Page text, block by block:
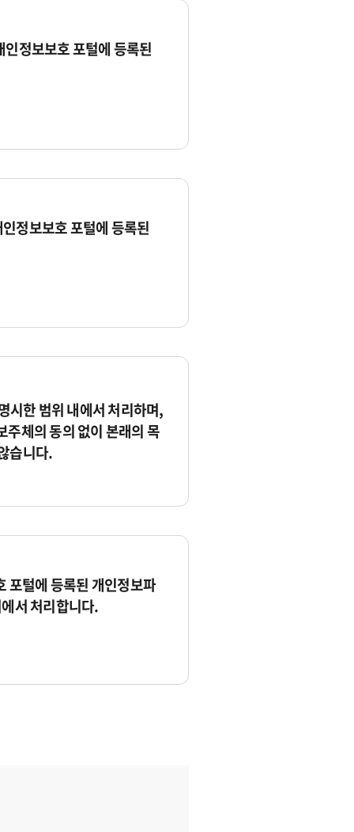
정보보호 포털에 등록된
정보보호 포털에 등록된
시한 범위 내에서 처리하며,
체의 동의 없이 본래의 목
습니다.
포털에 등록된 개인정보파
서 처리합니다.